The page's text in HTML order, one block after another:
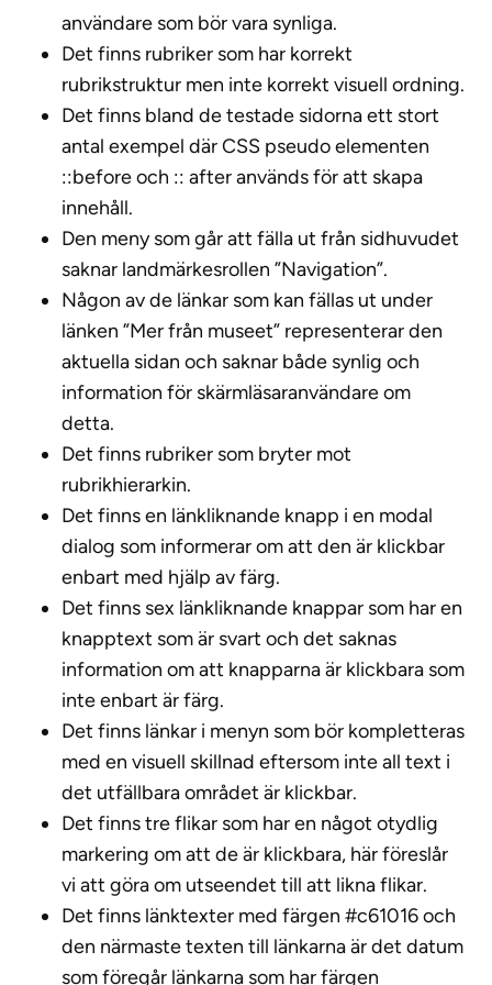
användare som bör vara synliga.
Det finns rubriker som har korrekt
rubrikstruktur men inte korrekt visuell ordning.
Det finns bland de testade sidorna ett stort
antal exempel där CSS pseudo elementen
::before och :: after används för att skapa
innehåll.
Den meny som går att fälla ut från sidhuvudet
saknar landmärkesrollen ”Navigation”.
Någon av de länkar som kan fällas ut under
länken ”Mer från museet” representerar den
aktuella sidan och saknar både synlig och
information för skärmläsaranvändare om
detta.
Det finns rubriker som bryter mot
rubrikhierarkin.
Det finns en länkliknande knapp i en modal
dialog som informerar om att den är klickbar
enbart med hjälp av färg.
Det finns sex länkliknande knappar som har en
knapptext som är svart och det saknas
information om att knapparna är klickbara som
inte enbart är färg.
Det finns länkar i menyn som bör kompletteras
med en visuell skillnad eftersom inte all text i
det utfällbara området är klickbar.
Det finns tre flikar som har en något otydlig
markering om att de är klickbara, här föreslår
vi att göra om utseendet till att likna flikar.
Det finns länktexter med färgen #c61016 och
den närmaste texten till länkarna är det datum
som föregår länkarna som har färgen